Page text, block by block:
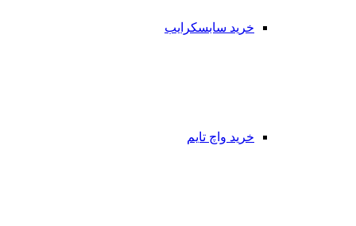
خرید سابسکرایب
خرید واچ تایم